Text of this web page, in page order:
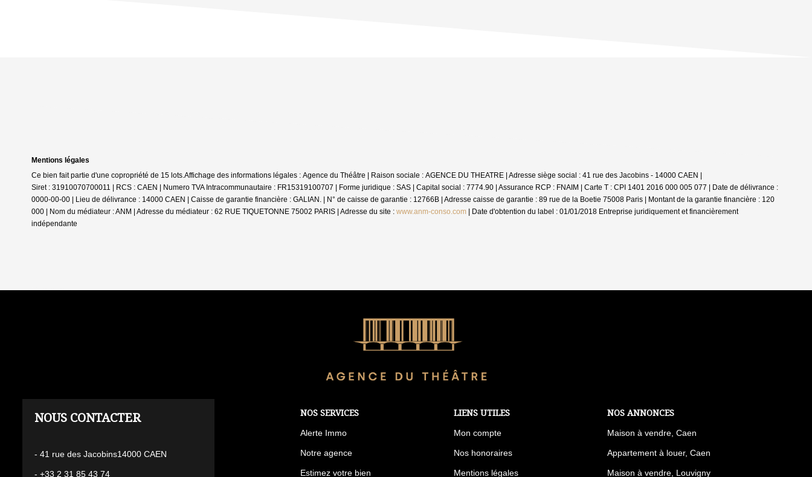
Mentions légales
Ce bien fait partie d'une copropriété de 15 lots.Affichage des informations légales : Agence du Théâtre | Raison sociale : AGENCE DU THEATRE | Adresse siège social : 41 rue des Jacobins - 14000 CAEN |
Siret : 31910070700011 | RCS : CAEN | Numero TVA Intracommunautaire : FR15319100707 | Forme juridique : SAS | Capital social : 7774.90 | Assurance RCP : FNAIM | Carte T : CPI 1401 2016 000 005 077 | Date de délivrance :
0000-00-00 | Lieu de délivrance : 14000 CAEN | Caisse de garantie financière : GALIAN. | N° de caisse de garantie : 12766B | Adresse caisse de garantie : 89 rue de la Boetie 75008 Paris | Montant de la garantie financière : 120
000 | Nom du médiateur : ANM | Adresse du médiateur : 62 RUE TIQUETONNE 75002 PARIS | Adresse du site : www.anm-conso.com | Date d'obtention du label : 01/01/2018 Entreprise juridiquement et financièrement
indépendante
L'AGENCE
- 41 rue des Jacobins14000 CAEN
- +33 2 31 85 43 74
NOS SERVICES
Alerte Immo
Notre agence
Estimez votre bien
LIENS UTILES
Mon compte
Nos honoraires
Mentions légales
NOS ANNONCES
Maison à vendre, Caen
Appartement à louer, Caen
Maison à vendre, Louvigny